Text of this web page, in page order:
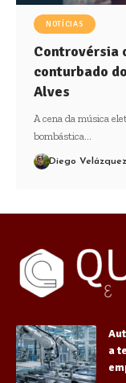
NOTÍCIAS
Controvérsia
conturbado
Alves
A cena da música
bombástica…
Diego Velázquez
a